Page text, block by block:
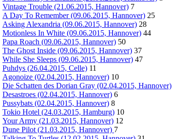
Vintage Trouble (21.06.2015, Hannover) 7
A Day To Remember (09.06.2015, Hannover) 25
Asking Alexandria (09.06.2015, Hannover) 28
Motionless In White (09.06.2015, Hannover) 44
Papa Roach (09.06.2015, Hannover) 50
The Ghost Inside (09.06.2015, Hannover) 37
While She Sleeps (09.06.2015, Hannover) 47
Puhdys (26.04.2015, Celle) 11
Agonoize (02.04.2015, Hannover) 10
Die Schatten des Dorian Gray (02.04.2015, Hannover)
Desastroes (02.04.2015, Hannover) 6
Pussybats (02.04.2015, Hannover) 8
Tokio Hotel (24.03.2015, Hamburg) 10
Your Army (21.03.2015, Hannover) 12
Dune Pilot (21.03.2015, Hannover) 7